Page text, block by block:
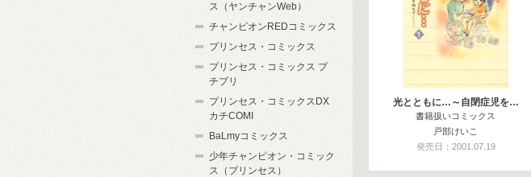
光とともに…～自閉症児を…
書籍扱いコミックス
戸部けいこ
発売日：2001.07.19
ス（ヤンチャンWeb）
チャンピオンREDコミックス
プリンセス・コミックス
プリンセス・コミックス プ
チプリ
プリンセス・コミックスDX
カチCOMI
BaLmyコミックス
少年チャンピオン・コミック
ス（プリンセス）